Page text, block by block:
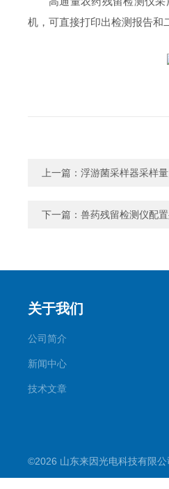
机，可直接打印出检测报告和
上一篇： 浮游菌采样器采样
下一篇： 兽药残留检测仪配
关于我们
公司简介
新闻中心
技术文章
©2026 山东来因光电科技有限